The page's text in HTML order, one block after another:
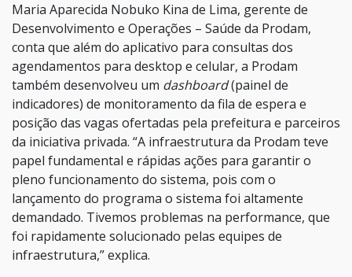
Maria Aparecida Nobuko Kina de Lima, gerente de
Desenvolvimento e Operações – Saúde da Prodam,
conta que além do aplicativo para consultas dos
agendamentos para desktop e celular, a Prodam
também desenvolveu um dashboard(painel de
indicadores) de monitoramento da fila de espera e
posição das vagas ofertadas pela prefeitura e parceiros
da iniciativa privada. “A infraestrutura da Prodam teve
papel fundamental e rápidas ações para garantir o
pleno funcionamento do sistema, pois com o
lançamento do programa o sistema foi altamente
demandado. Tivemos problemas na performance, que
foi rapidamente solucionado pelas equipes de
infraestrutura,” explica.